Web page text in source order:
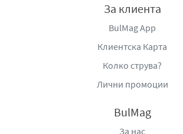
За клиента
BulMag App
Клиентска Карта
Колко струва?
Лични промоции
BulMag
За нас